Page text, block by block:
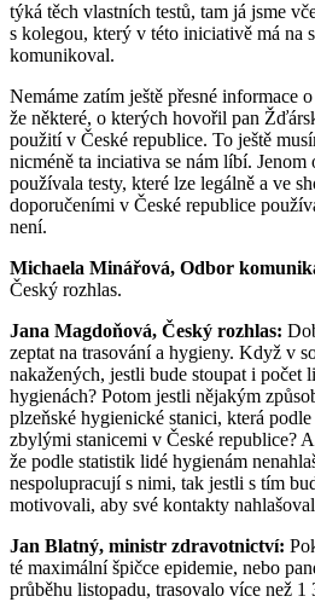
týká těch vlastních testů, tam já jsme
s kolegou, který v této iniciativě má na
komunikoval.
Nemáme zatím ještě přesné informace
že některé, o kterých hovořil pan
použití v České republice. To ještě
nicméně ta inciativa se nám líbí.
používala testy, které lze legálně a ve
doporučeními v České republice
není.
Michaela Minářová, Odbor
Český rozhlas.
Jana Magdoňová, Český rozhlas:
zeptat na trasování a hygieny. Když v
nakažených, jestli bude stoupat i počet
hygienách? Potom jestli nějakým
plzeňské hygienické stanici, která
zbylými stanicemi v České republice?
že podle statistik lidé hygienám
nespolupracují s nimi, tak jestli s tím
motivovali, aby své kontakty
Jan Blatný, ministr zdravotnictví:
té maximální špičce epidemie, nebo
průběhu listopadu, trasovalo více než